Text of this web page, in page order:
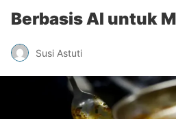
Berbasis AI untuk
Susi Astuti